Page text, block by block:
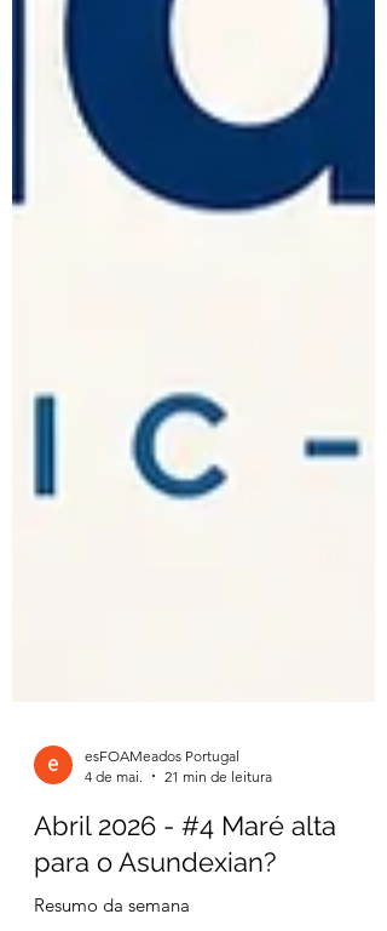
4 de mai.
21 min de leitura
Abril 2026 - #4 Maré alta
para o Asundexian?